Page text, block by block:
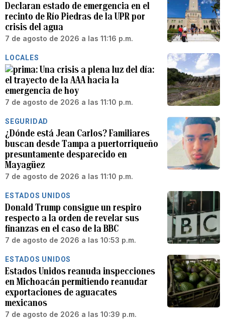
Declaran estado de emergencia en el
recinto de Río Piedras de la UPR por
crisis del agua
7 de agosto de 2026 a las 11:16 p.m.
LOCALES
Una crisis a plena luz del día:
el trayecto de la AAA hacia la
emergencia de hoy
7 de agosto de 2026 a las 11:10 p.m.
SEGURIDAD
¿Dónde está Jean Carlos? Familiares
buscan desde Tampa a puertorriqueño
presuntamente desparecido en
Mayagüez
7 de agosto de 2026 a las 11:10 p.m.
ESTADOS UNIDOS
Donald Trump consigue un respiro
respecto a la orden de revelar sus
finanzas en el caso de la BBC
7 de agosto de 2026 a las 10:53 p.m.
ESTADOS UNIDOS
Estados Unidos reanuda inspecciones
en Michoacán permitiendo reanudar
exportaciones de aguacates
mexicanos
7 de agosto de 2026 a las 10:39 p.m.